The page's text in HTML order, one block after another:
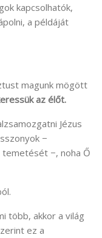
kapcsolhatók,
a példáját
magunk mögött
az élőt.
Jézus
−
−, noha Ő
több, akkor a világ
ez a